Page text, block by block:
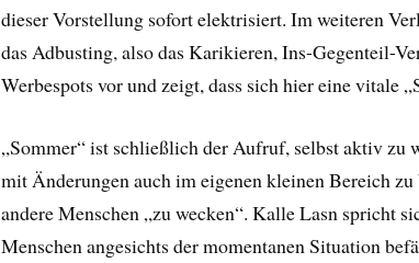
dieser Vorstellung sofort elektrisiert. Im weiteren
das Adbusting, also das Karikieren, Ins-Gegenteil-
Werbespots vor und zeigt, dass sich hier eine vitale
„Sommer“ ist schließlich der Aufruf, selbst aktiv zu
mit Änderungen auch im eigenen kleinen Bereich zu
andere Menschen „zu wecken“. Kalle Lasn spricht
Menschen angesichts der momentanen Situation